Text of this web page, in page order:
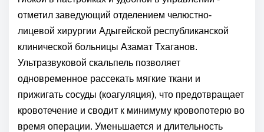
отметил заведующий отделением челюстно-
лицевой хирургии Адыгейской республиканской
клинической больницы Азамат Тхаганов.
Ультразвуковой скальпель позволяет
одновременное рассекать мягкие ткани и
прижигать сосуды (коагуляция), что предотвращает
кровотечение и сводит к минимуму кровопотерю во
время операции. Уменьшается и длительность